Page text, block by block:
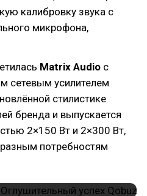
калибровку звука с
микрофона,
Matrix Audio с
сетевым усилителем
стилистике
бренда и выпускается
2×150 Вт и 2×300 Вт,
потребностям